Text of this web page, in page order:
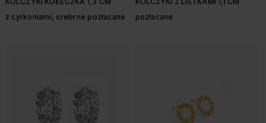
z cyrkoniami, srebrne pozłacane
pozłacane